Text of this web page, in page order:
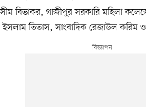
বিভাকর, গাজীপুর সরকারি মহিলা
তিতাস, সাংবাদিক রেজাউল করিম ও